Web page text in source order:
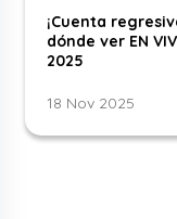
¡Cuenta
dónde ver EN
2025
18 Nov 2025